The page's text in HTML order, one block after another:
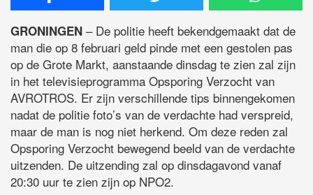
GRONINGEN – De politie heeft bekendgemaakt dat de
man die op 8 februari geld pinde met een gestolen pas
op de Grote Markt, aanstaande dinsdag te zien zal zijn
in het televisieprogramma Opsporing Verzocht van
AVROTROS. Er zijn verschillende tips binnengekomen
nadat de politie foto’s van de verdachte had verspreid,
maar de man is nog niet herkend. Om deze reden zal
Opsporing Verzocht bewegend beeld van de verdachte
uitzenden. De uitzending zal op dinsdagavond vanaf
20:30 uur te zien zijn op NPO2.